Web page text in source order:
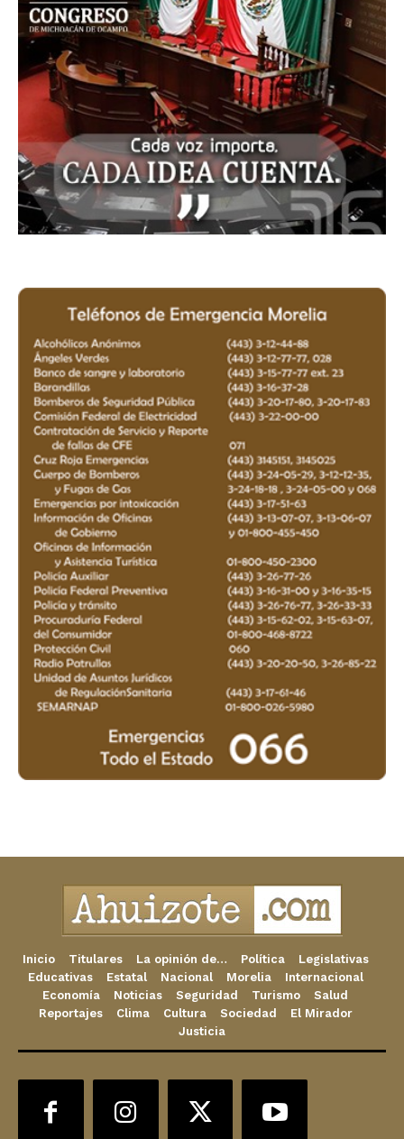
Inicio Titulares La opinión de… Política
Legislativas
Educativas
Estatal Nacional Morelia
Internacional
Economía
Noticias Seguridad Turismo
Salud
Reportajes
Clima Cultura Sociedad
El Mirador
Justicia